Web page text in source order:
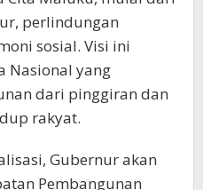
perlindungan
sosial. Visi ini
Nasional yang
dari pinggiran dan
rakyat.
Gubernur akan
Pembangunan